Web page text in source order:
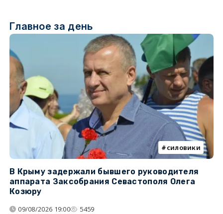
Главное за день
силовики
В Крыму задержали бывшего руководителя
аппарата Заксобрания Севастополя Олега
Козюру
09/08/2026 19:00 5459